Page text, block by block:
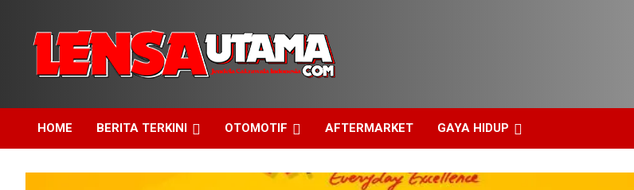
content
LensaUtama
HOME BERITA TERKINI OTOMOTIF AFTERMARKET GAYA HIDUP